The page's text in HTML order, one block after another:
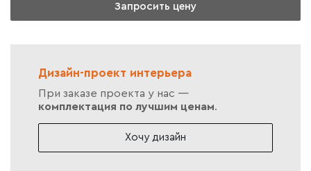
Запросить цену
Дизайн-проект интерьера
При заказе проекта у нас —
комплектация по лучшим ценам.
Хочу дизайн